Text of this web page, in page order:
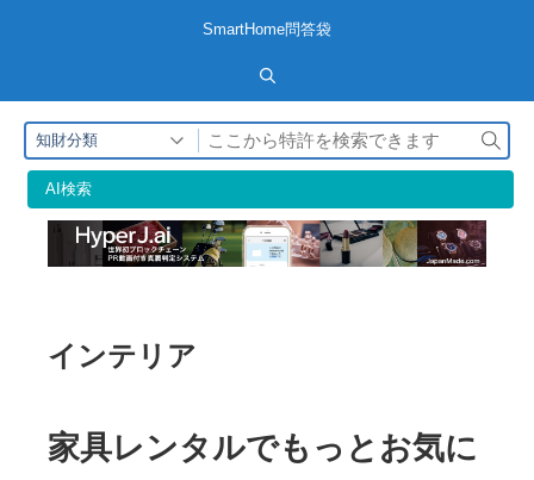
SmartHome問答袋
知財分類
検
索
AI検索
インテリア
家具レンタルでもっとお気に